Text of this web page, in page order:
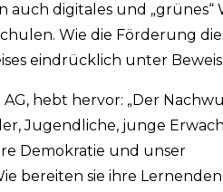
digitales und „grünes“
Wie die Förderung
eindrücklich unter
hebt hervor: „Der
Jugendliche, junge
Demokratie und unser
bereiten sie ihre